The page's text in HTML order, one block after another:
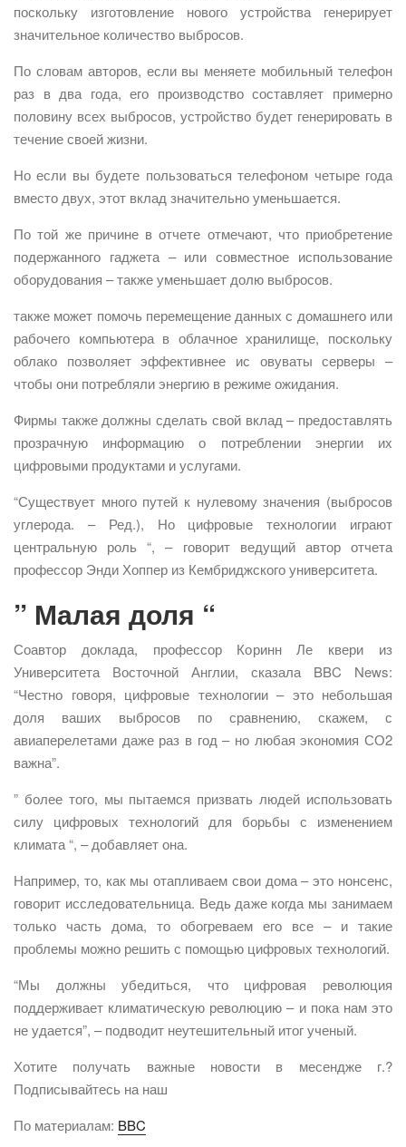
поскольку изготовление нового устройства генерирует
значительное количество выбросов.
По словам авторов, если вы меняете мобильный телефон
раз в два года, его производство составляет примерно
половину всех выбросов, устройство будет генерировать в
течение своей жизни.
Но если вы будете пользоваться телефоном четыре года
вместо двух, этот вклад значительно уменьшается.
По той же причине в отчете отмечают, что приобретение
подержанного гаджета – или совместное использование
оборудования – также уменьшает долю выбросов.
также может помочь перемещение данных с домашнего или
рабочего компьютера в облачное хранилище, поскольку
облако позволяет эффективнее ис овуваты серверы –
чтобы они потребляли энергию в режиме ожидания.
Фирмы также должны сделать свой вклад – предоставлять
прозрачную информацию о потреблении энергии их
цифровыми продуктами и услугами.
“Существует много путей к нулевому значения (выбросов
углерода. – Ред.), Но цифровые технологии играют
центральную роль “, – говорит ведущий автор отчета
профессор Энди Хоппер из Кембриджского университета.
” Малая доля “
Соавтор доклада, профессор Коринн Ле квери из
Университета Восточной Англии, сказала BBC News:
“Честно говоря, цифровые технологии – это небольшая
доля ваших выбросов по сравнению, скажем, с
авиаперелетами даже раз в год – но любая экономия СО2
важна”.
” более того, мы пытаемся призвать людей использовать
силу цифровых технологий для борьбы с изменением
климата “, – добавляет она.
Например, то, как мы отапливаем свои дома – это нонсенс,
говорит исследовательница. Ведь даже когда мы занимаем
только часть дома, то обогреваем его все – и такие
проблемы можно решить с помощью цифровых технологий.
“Мы должны убедиться, что цифровая революция
поддерживает климатическую революцию – и пока нам это
не удается”, – подводит неутешительный итог ученый.
Хотите получать важные новости в месендже г.?
Подписывайтесь на наш
По материалам: BBC